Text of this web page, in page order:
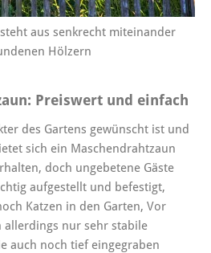
aus senkrecht miteinander
Hölzern
Preiswert und einfach
des Gartens gewünscht ist und
sich ein Maschendrahtzaun
doch ungebetene Gäste
aufgestellt und befestigt,
Katzen in den Garten, Vor
allerdings nur sehr stabile
auch noch tief eingegraben